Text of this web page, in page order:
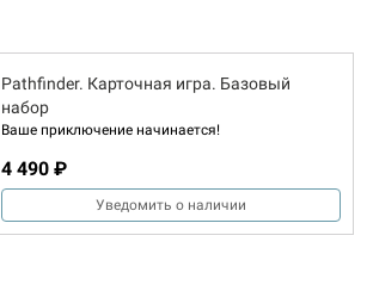
Pathfinder. Карточная игра. Базовый
набор
Ваше приключение начинается!
4 490 ₽
Уведомить о наличии